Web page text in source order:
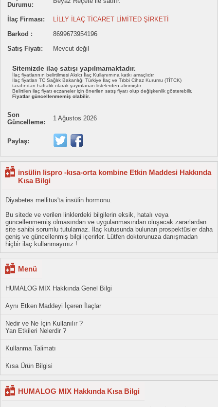
Durumu:
İlaç Firması:
LİLLY İLAÇ TİCARET LİMİTED ŞİRKETİ
Barkod :
8699673954196
Satış Fiyatı:
Mevcut değil
Sitemizde ilaç satışı yapılmamaktadır.
İlaç fiyatlarının belirtilmesi Akılcı İlaç Kullanımına katkı amaçlıdır.
İlaç fiyatları TC Sağlık Bakanlığı Türkiye İlaç ve Tıbbi Cihaz Kurumu (TİTCK)
tarafından haftalık olarak yayınlanan listelerden alınmıştır.
Belirtilen ilaç fiyatı eczaneler için önerilen satış fiyatı olup değişkenlik gösterebilir.
Fiyatlar güncellenmemiş olabilir.
Son
Güncelleme:
1 Ağustos 2026
Paylaş:
insülin lispro -kısa-orta kombine Etkin Maddesi Hakkında
Kısa Bilgi
Diyabetes mellitus'ta insülin hormonu.
Bu sitede ve verilen linklerdeki bilgilerin eksik, hatalı veya
güncellenmemiş olmasından ve uygulanmasından oluşacak zararlardan
site sahibi sorumlu tutulamaz. İlaç kutusunda bulunan prospektüsler daha
geniş ve güncellenmiş bilgi içerirler. Lütfen doktorunuza danışmadan
hiçbir ilaç kullanmayınız !
Menü
HUMALOG MIX Hakkında Genel Bilgi
Aynı Etken Maddeyi İçeren İlaçlar
Nedir ve Ne İçin Kullanılır ?
Yan Etkileri Nelerdir ?
Kullanma Talimatı
Kısa Ürün Bilgisi
HUMALOG MIX Hakkında Kısa Bilgi